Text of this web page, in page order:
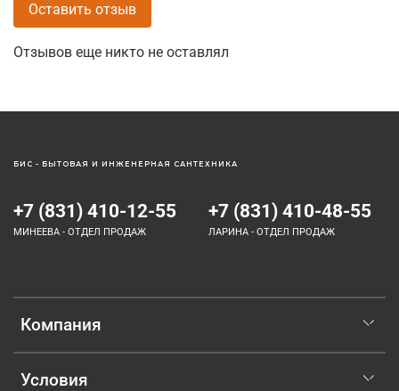
Отзывов еще никто не оставлял
Оставить отзыв
Компания
Условия
+7 (831) 410-12-55
МИНЕЕВА - ОТДЕЛ ПРОДАЖ
+7 (831) 410-48-55
ЛАРИНА - ОТДЕЛ ПРОДАЖ
БИС - БЫТОВАЯ И ИНЖЕНЕРНАЯ САНТЕХНИКА